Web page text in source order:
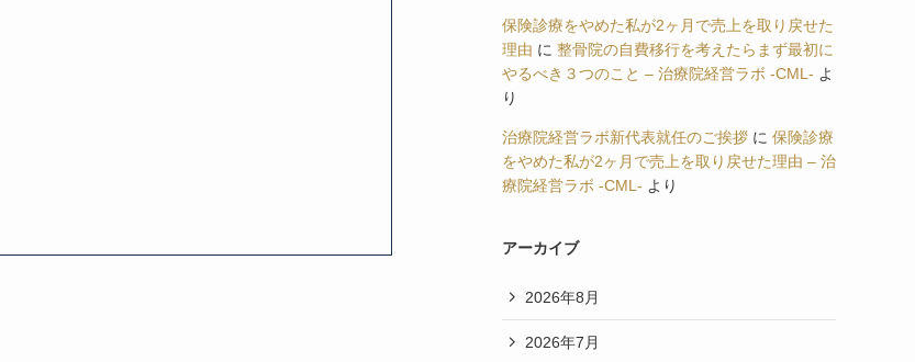
保険診療をやめた私が2ヶ月で売上を取り戻せた
理由 に 整骨院の自費移行を考えたらまず最初に
やるべき３つのこと – 治療院経営ラボ -CML- よ
り
治療院経営ラボ新代表就任のご挨拶 に 保険診療
をやめた私が2ヶ月で売上を取り戻せた理由 – 治
療院経営ラボ -CML- より
アーカイブ
2026年8月
2026年7月